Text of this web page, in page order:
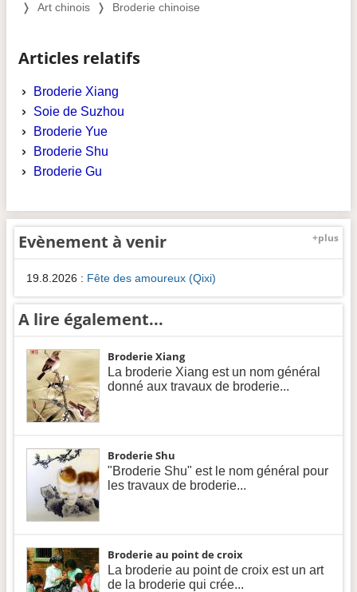
❭ Art chinois ❭ Broderie chinoise
Articles relatifs
Broderie Xiang
Soie de Suzhou
Broderie Yue
Broderie Shu
Broderie Gu
+plus
Evènement à venir
19.8.2026 : Fête des amoureux (Qixi)
A lire également...
Broderie Xiang
La broderie Xiang est un nom général
donné aux travaux de broderie...
Broderie Shu
"Broderie Shu" est le nom général pour
les travaux de broderie...
Broderie au point de croix
La broderie au point de croix est un art
de la broderie qui crée...